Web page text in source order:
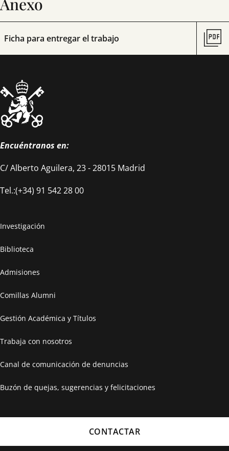
Anexo
Ficha para entregar el trabajo
Encuéntranos en:
C/ Alberto Aguilera, 23 - 28015 Madrid
Tel.:(+34) 91 542 28 00
Investigación
Biblioteca
Admisiones
Comillas Alumni
Gestión Académica y Títulos
Trabaja con nosotros
Canal de comunicación de denuncias
Buzón de quejas, sugerencias y felicitaciones
CONTACTAR